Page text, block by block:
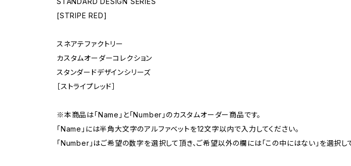
[STRIPE RED]
スネアテファクトリー
カスタムオーダーコレクション
スタンダードデザインシリーズ
［ストライプレッド］
※本商品は「Name」と「Number」のカスタムオーダー商品です。
「Name」には半角大文字のアルファベットを12文字以内で入力してください。
「Number」はご希望の数字を選択して頂き、ご希望以外の欄には「この中にはない」を選択